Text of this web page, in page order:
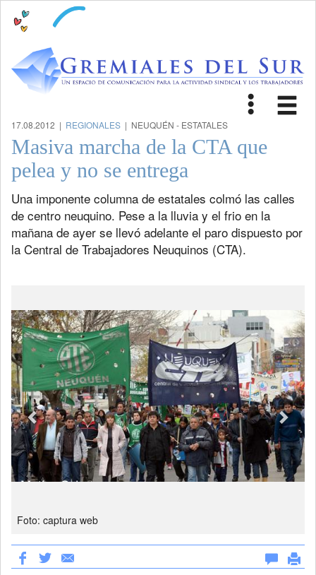
Toggle
17.08.2012 | REGIONALES | NEUQUÉN - ESTATALES
Masiva marcha de la CTA que
pelea y no se entrega
Una imponente columna de estatales colmó las calles
de centro neuquino. Pese a la lluvia y el frio en la
mañana de ayer se llevó adelante el paro dispuesto por
la Central de Trabajadores Neuquinos (CTA).
Foto: captura web